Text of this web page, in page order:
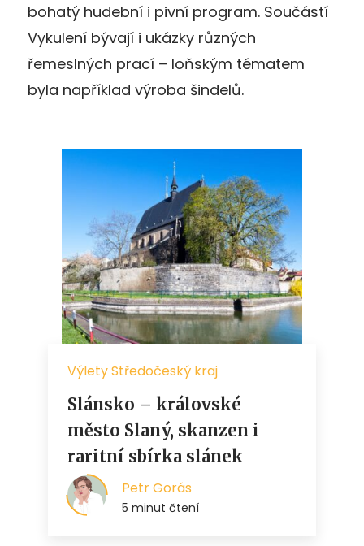
bohatý hudební i pivní program. Součástí
Vykulení bývají i ukázky různých
řemeslných prací – loňským tématem
byla například výroba šindelů.